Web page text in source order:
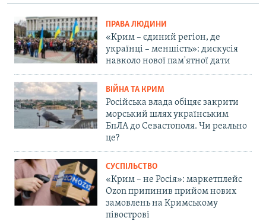
ПРАВА ЛЮДИНИ
«Крим – єдиний регіон, де
українці – меншість»: дискусія
навколо нової пам'ятної дати
ВІЙНА ТА КРИМ
Російська влада обіцяє закрити
морський шлях українським
БпЛА до Севастополя. Чи реально
це?
СУСПІЛЬСТВО
«Крим – не Росія»: маркетплейс
Ozon припинив прийом нових
замовлень на Кримському
півострові